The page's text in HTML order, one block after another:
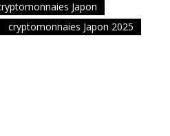
Japon
cryptomonnaies Japon 2025